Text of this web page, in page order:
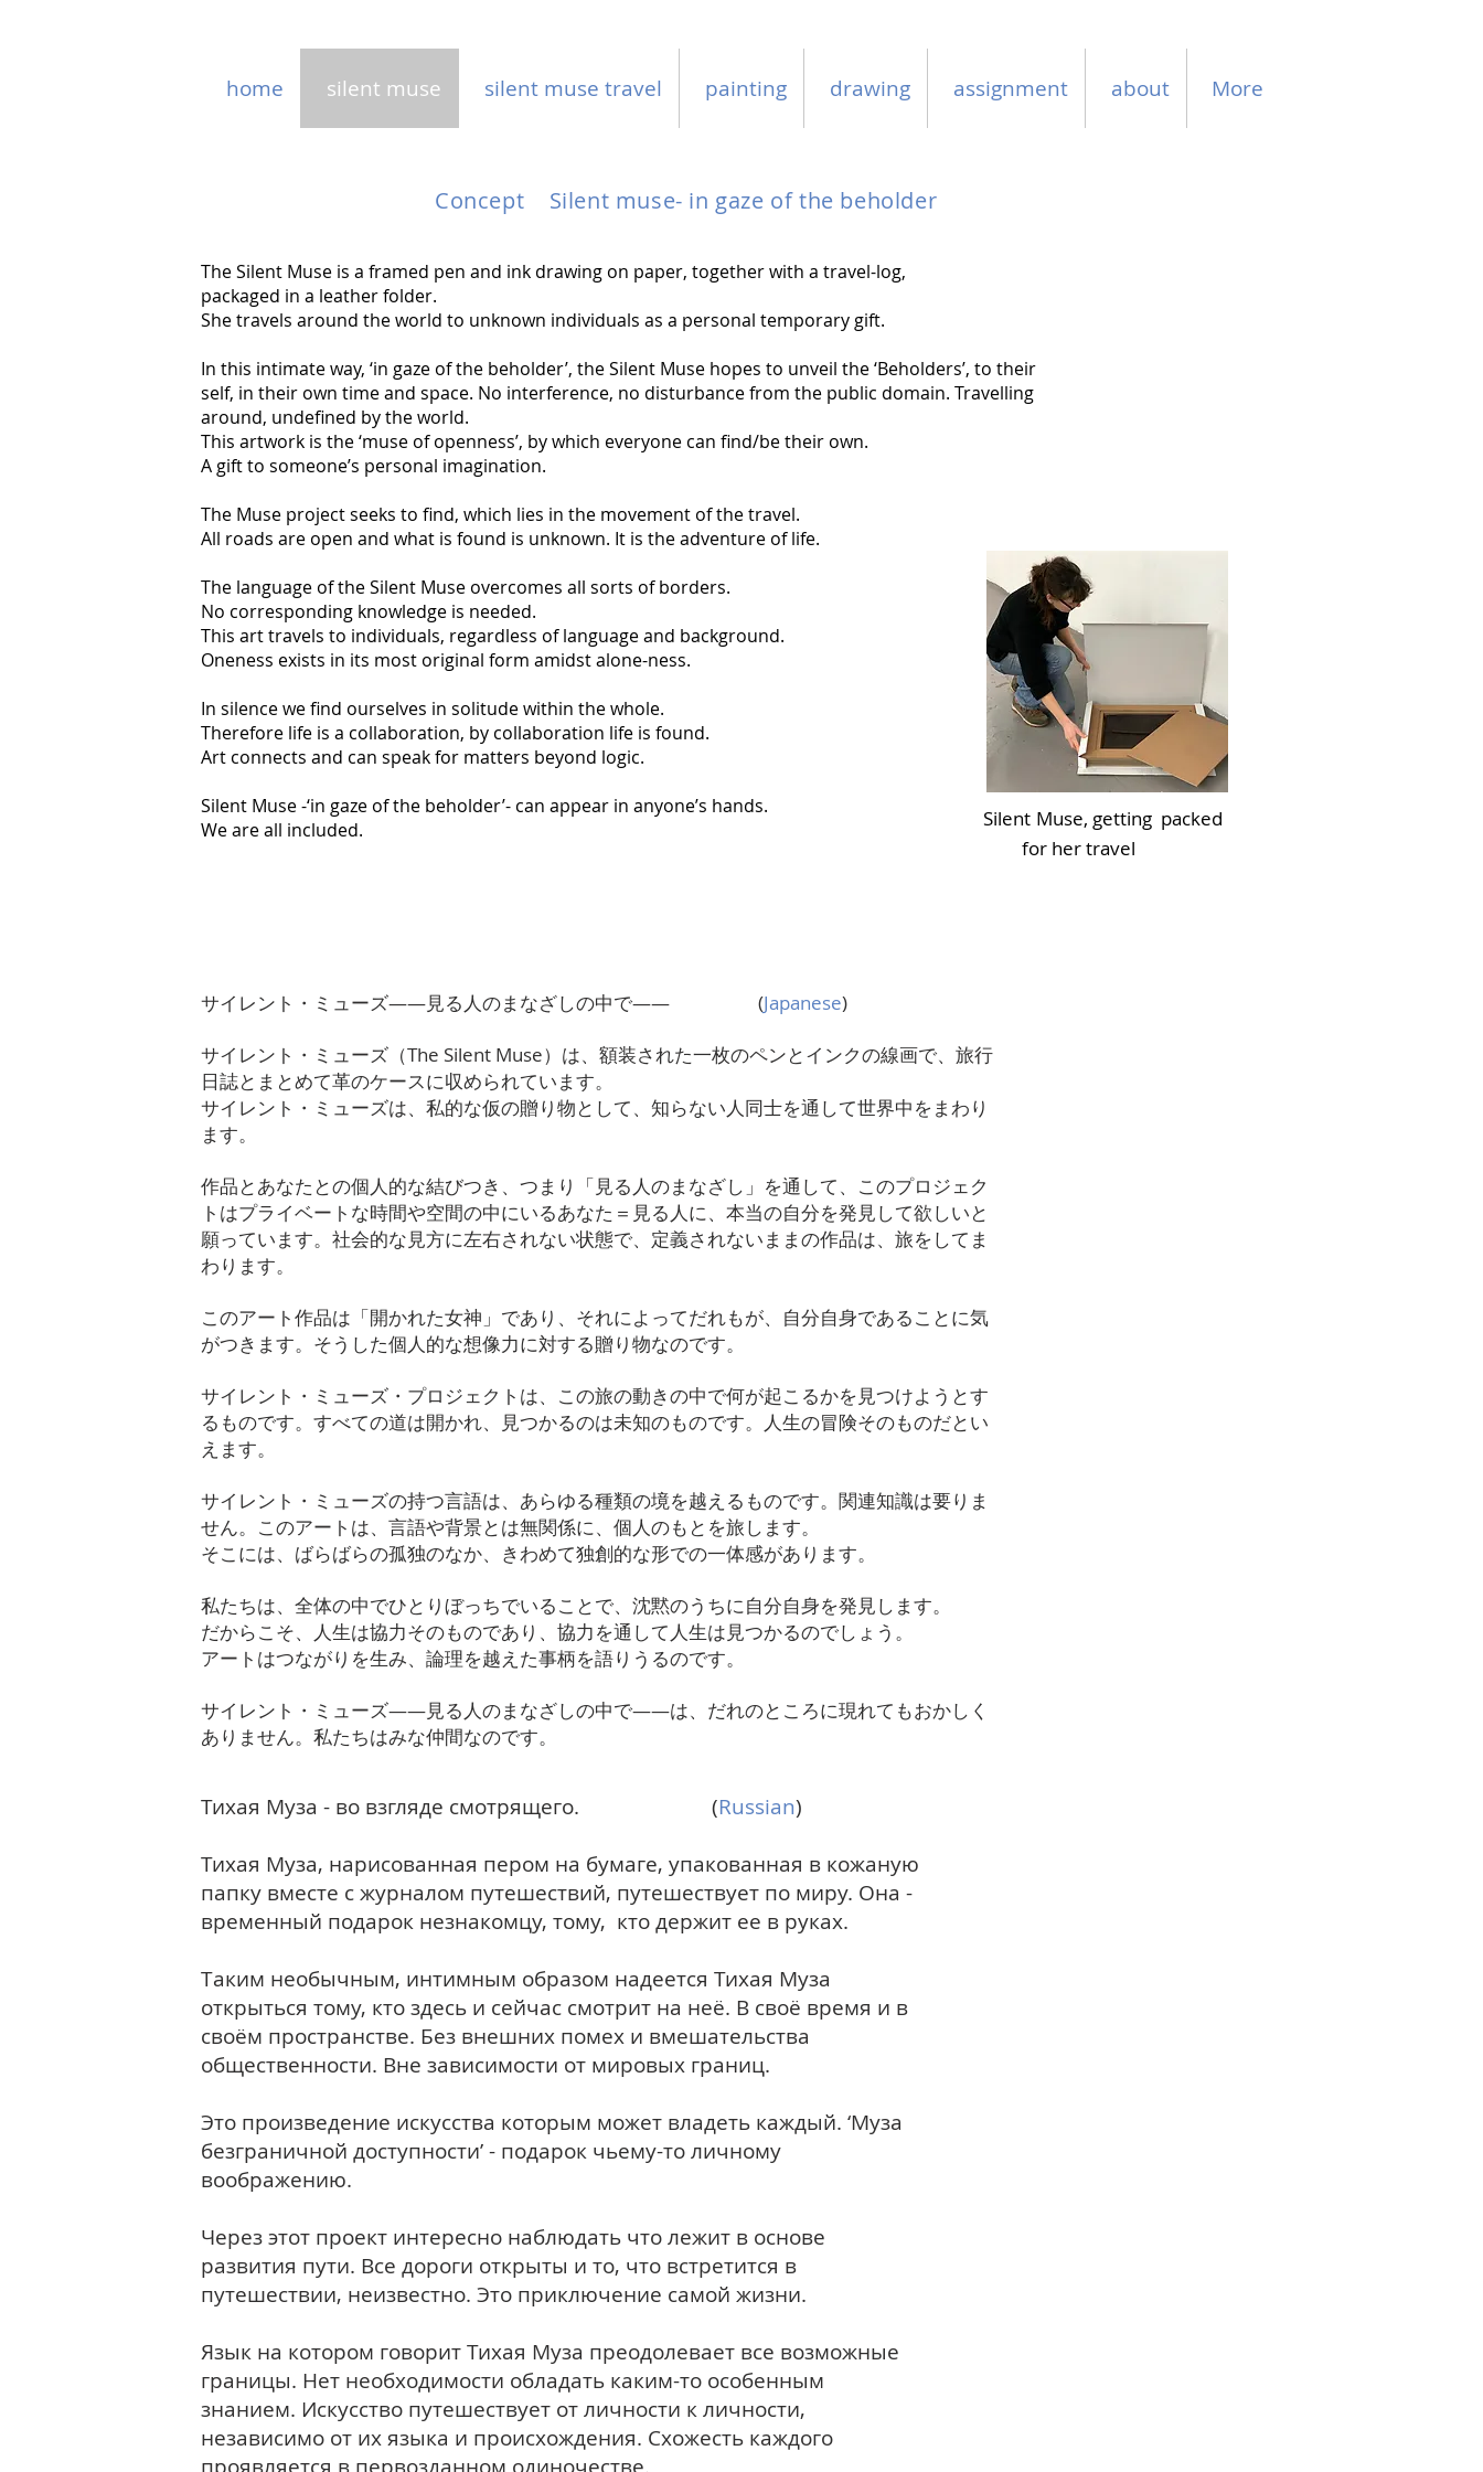
home silent muse silent muse travel painting drawing assignment about More
Concept Silent muse- in gaze of the beholder
The Silent Muse is a framed pen and ink drawing on paper, together with a travel-log,
packaged in a leather folder.
She travels around the world to unknown individuals as a personal temporary gift.
In this intimate way, ‘in gaze of the beholder’, the Silent Muse hopes to unveil the ‘Beholders’, to their
self, in their own time and space. No interference, no disturbance from the public domain. Travelling
around, undefined by the world.
This artwork is the ‘muse of openness’, by which everyone can find/be their own.
A gift to someone’s personal imagination.
The Muse project seeks to find, which lies in the movement of the travel.
All roads are open and what is found is unknown. It is the adventure of life.
The language of the Silent Muse overcomes all sorts of borders.
No corresponding knowledge is needed.
This art travels to individuals, regardless of language and background.
Oneness exists in its most original form amidst alone-ness.
In silence we find ourselves in solitude within the whole.
Therefore life is a collaboration, by collaboration life is found.
Art connects and can speak for matters beyond logic.
Silent Muse -‘in gaze of the beholder’- can appear in anyone’s hands.
We are all included.
Silent Muse, getting packed
for her travel
サイレント・ミューズ――見る人のまなざしの中で―― (Japanese)
サイレント・ミューズ（The Silent Muse）は、額装された一枚のペンとインクの線画で、旅行
日誌とまとめて革のケースに収められています。
サイレント・ミューズは、私的な仮の贈り物として、知らない人同士を通して世界中をまわり
ます。
作品とあなたとの個人的な結びつき、つまり「見る人のまなざし」を通して、このプロジェク
トはプライベートな時間や空間の中にいるあなた＝見る人に、本当の自分を発見して欲しいと
願っています。社会的な見方に左右されない状態で、定義されないままの作品は、旅をしてま
わります。
このアート作品は「開かれた女神」であり、それによってだれもが、自分自身であることに気
がつきます。そうした個人的な想像力に対する贈り物なのです。
サイレント・ミューズ・プロジェクトは、この旅の動きの中で何が起こるかを見つけようとす
るものです。すべての道は開かれ、見つかるのは未知のものです。人生の冒険そのものだとい
えます。
サイレント・ミューズの持つ言語は、あらゆる種類の境を越えるものです。関連知識は要りま
せん。このアートは、言語や背景とは無関係に、個人のもとを旅します。
そこには、ばらばらの孤独のなか、きわめて独創的な形での一体感があります。
私たちは、全体の中でひとりぼっちでいることで、沈黙のうちに自分自身を発見します。
だからこそ、人生は協力そのものであり、協力を通して人生は見つかるのでしょう。
アートはつながりを生み、論理を越えた事柄を語りうるのです。
サイレント・ミューズ――見る人のまなざしの中で――は、だれのところに現れてもおかしく
ありません。私たちはみな仲間なのです。
Тихая Муза - во взгляде смотрящего. (Russian)
Тихая Муза, нарисованная пером на бумаге, упакованная в кожаную
папку вместе с журналом путешествий, путешествует по миру. Она -
временный подарок незнакомцу, тому, кто держит ее в руках.
Таким необычным, интимным образом надеется Тихая Муза
открыться тому, кто здесь и сейчас смотрит на неё. В своё время и в
своём пространстве. Без внешних помех и вмешательства
общественности. Вне зависимости от мировых границ.
Это произведение искусства которым может владеть каждый. ‘Муза
безграничной доступности’ - подарок чьему-то личному
воображению.
Через этот проект интересно наблюдать что лежит в основе
развития пути. Все дороги открыты и то, что встретится в
путешествии, неизвестно. Это приключение самой жизни.
Язык на котором говорит Тихая Муза преодолевает все возможные
границы. Нет необходимости обладать каким-то особенным
знанием. Искусство путешествует от личности к личности,
независимо от их языка и происхождения. Схожесть каждого